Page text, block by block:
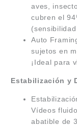
aves,
cubren el
Auto
sujetos en
¡Ideal para
Estabilización y
Vídeos
abatible de